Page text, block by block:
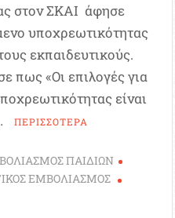
στον ΣΚΑΙ άφησε
υποχρεωτικότητας
εκπαιδευτικούς.
πως «Οι επιλογές για
είναι
ΠΕΡΙΣΣΟΤΕΡΑ
ΠΑΙΔΙΩΝ
ΕΜΒΟΛΙΑΣΜΟΣ